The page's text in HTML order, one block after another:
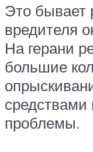
Это бывает
вредителя
На герани
большие
средствами
проблемы.